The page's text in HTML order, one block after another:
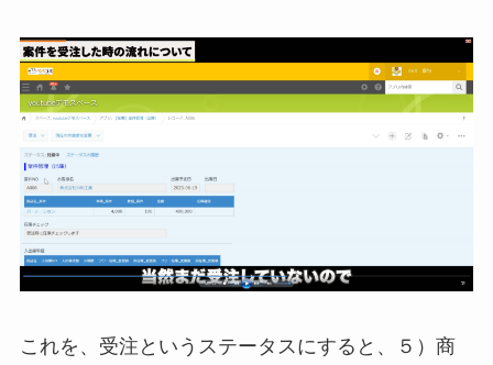
これを、受注というステータスにすると、５）商